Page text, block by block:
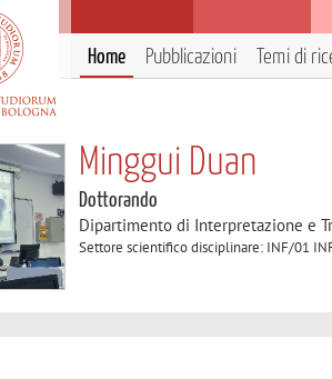
Home Pubblicazioni Temi di
Minggui Duan
Dottorando
Dipartimento di Interpretazione e
Settore scientifico disciplinare: INF/01